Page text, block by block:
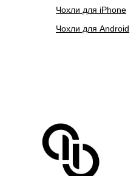
Чохли для iPhone
Чохли для Android